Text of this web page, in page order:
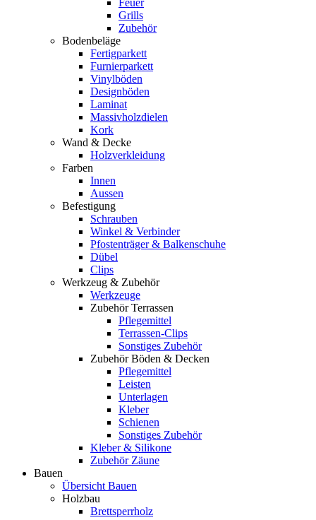
Grills
Zubehör
Bodenbeläge
Fertigparkett
Furnierparkett
Vinylböden
Designböden
Laminat
Massivholzdielen
Kork
Wand & Decke
Holzverkleidung
Farben
Innen
Aussen
Befestigung
Schrauben
Winkel & Verbinder
Pfostenträger & Balkenschuhe
Dübel
Clips
Werkzeug & Zubehör
Werkzeuge
Zubehör Terrassen
Pflegemittel
Terrassen-Clips
Sonstiges Zubehör
Zubehör Böden & Decken
Pflegemittel
Leisten
Unterlagen
Kleber
Schienen
Sonstiges Zubehör
Kleber & Silikone
Zubehör Zäune
Bauen
Übersicht Bauen
Holzbau
Brettsperrholz